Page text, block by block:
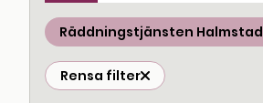
Räddningstjänsten Halmstad
Rensa filter